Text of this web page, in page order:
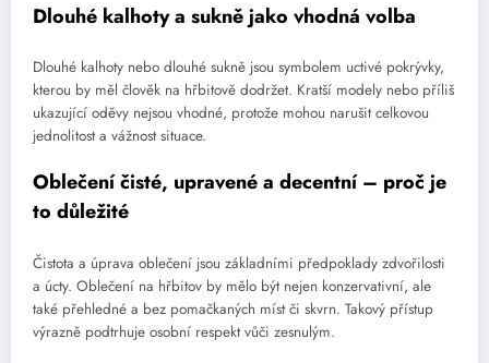
Dlouhé kalhoty a sukně jako vhodná volba
Dlouhé kalhoty nebo dlouhé sukně jsou symbolem uctivé pokrývky,
kterou by měl člověk na hřbitově dodržet. Kratší modely nebo příliš
ukazující oděvy nejsou vhodné, protože mohou narušit celkovou
jednolitost a vážnost situace.
Oblečení čisté, upravené a decentní – proč je
to důležité
Čistota a úprava oblečení jsou základními předpoklady zdvořilosti
a úcty. Oblečení na hřbitov by mělo být nejen konzervativní, ale
také přehledné a bez pomačkaných míst či skvrn. Takový přístup
výrazně podtrhuje osobní respekt vůči zesnulým.